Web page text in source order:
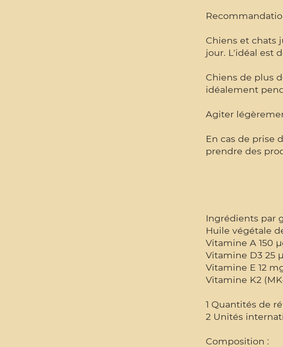
Chiens et chats
jour. L'idéal est
Chiens de plus
idéalement
Agiter
En cas de prise
prendre des
Ingrédients par
Huile végétale
Vitamine A 150
Vitamine D3 25
Vitamine E 12
Vitamine K2
1 Quantités de
2 Unités
Composition :